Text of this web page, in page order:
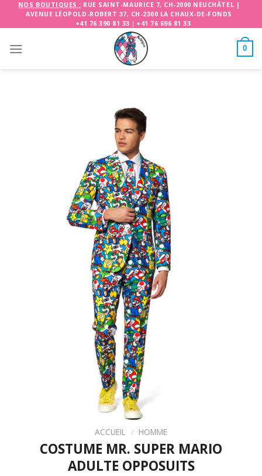
NOS BOUTIQUES : RUE SAINT-MAURICE 7, CH-2000 NEUCHÂTEL |
AVENUE LÉOPOLD-ROBERT 37, CH-2300 LA CHAUX-DE-FONDS
+41 76 390 81 33 | +41 76 696 81 33
0
ACCUEIL / HOMME
COSTUME MR. SUPER MARIO
ADULTE OPPOSUITS